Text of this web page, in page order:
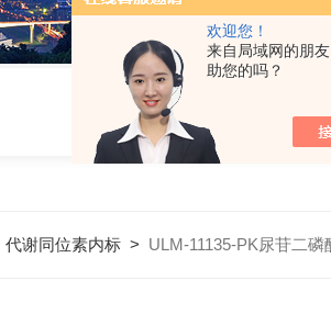
欢迎您！
来自局域网的朋
助您的吗？
代谢同位素内标 > ULM-11135-PK尿苷二